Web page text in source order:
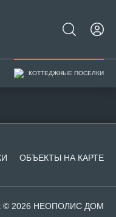
КОТТЕДЖНЫЕ ПОСЕЛКИ
ОБЪЕКТЫ НА КАРТЕ
© 2026 НЕОПОЛИС ДОМ